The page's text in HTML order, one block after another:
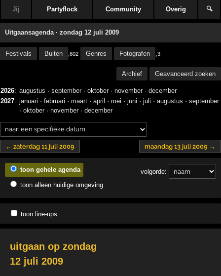
Jij Partyflock Community Overig 🔍
Uitgaansagenda · zondag 12 juli 2009
Festivals Buiten ,802 Genres Fotografen ,3
Archief Geavanceerd zoeken
2026: augustus · september· oktober· november· december
2027: januari · februari · maart · april · mei · juni · juli · augustus · september
· oktober· november· december
← zaterdag 11 juli 2009 maandag 13 juli 2009 →
volgorde:
toon gehele agenda
toon alleen huidige omgeving
toon line-ups
uitgaan op zondag
12 juli 2009